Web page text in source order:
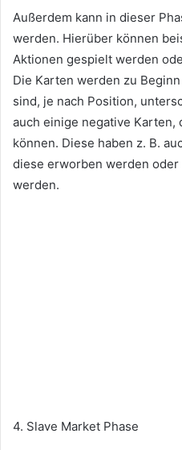
Außerdem kann in dieser
werden. Hierüber können
Aktionen gespielt werden
Die Karten werden zu
sind, je nach Position,
auch einige negative
können. Diese haben z. B.
diese erworben werden
werden.
4. Slave Market Phase